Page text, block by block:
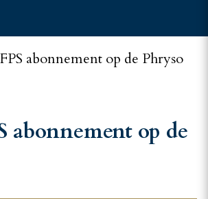
abonnement op de Phryso
abonnement op de